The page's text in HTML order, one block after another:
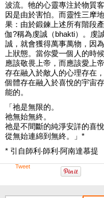
波流。牠的心靈專注於物質
因是由於害怕。而靈性三摩
果：由於鍛鍊上述所有階段
伽?稱為虔誠（bhakti）。虔
誠，就會獲得萬事萬物，因
上狀態。當你愛一個人的時
應該敬畏上帝，而應該愛上
存在融入於敵人的心理存在
個體存在融入於喜悅的宇宙
能的。
「祂是無限的。
祂無始無終。
祂是不間斷的純淨安詳的喜悅
從無始連綿到無終。」*
* 引自師利‧師利‧阿南達慕提
Tweet